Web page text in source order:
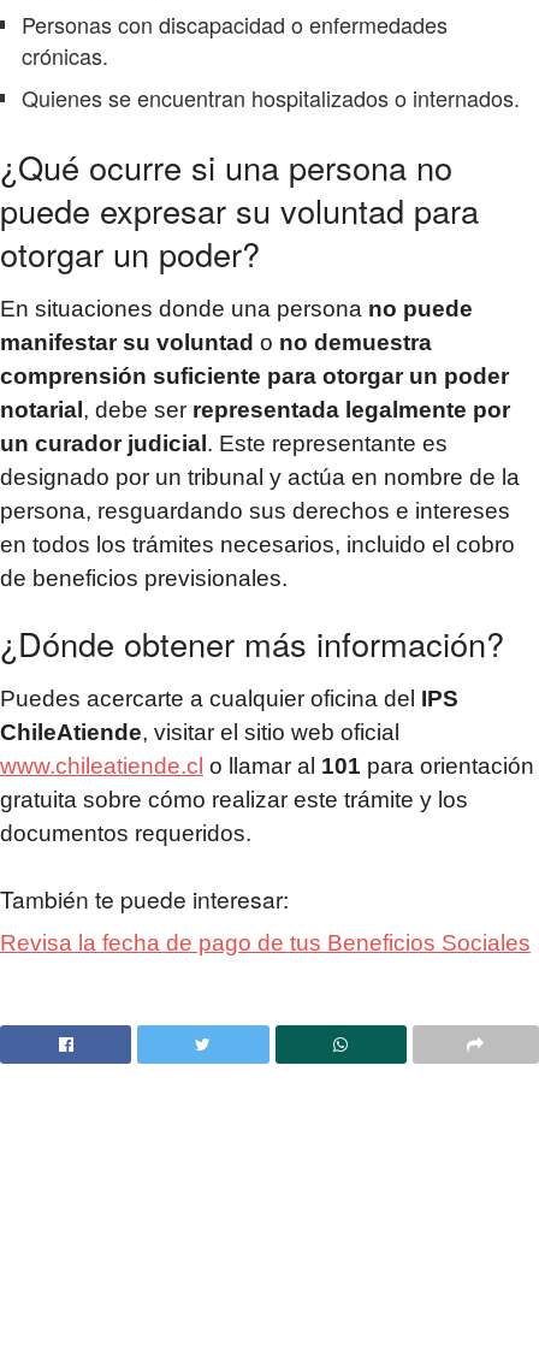
Personas con discapacidad o enfermedades
crónicas.
Quienes se encuentran hospitalizados o internados.
¿Qué ocurre si una persona no
puede expresar su voluntad para
otorgar un poder?
En situaciones donde una persona no puede
manifestar su voluntad o no demuestra
comprensión suficiente para otorgar un poder
notarial, debe ser representada legalmente por
un curador judicial. Este representante es
designado por un tribunal y actúa en nombre de la
persona, resguardando sus derechos e intereses
en todos los trámites necesarios, incluido el cobro
de beneficios previsionales.
¿Dónde obtener más información?
Puedes acercarte a cualquier oficina del IPS
ChileAtiende, visitar el sitio web oficial
www.chileatiende.cl o llamar al 101 para orientación
gratuita sobre cómo realizar este trámite y los
documentos requeridos.
También te puede interesar:
Revisa la fecha de pago de tus Beneficios Sociales